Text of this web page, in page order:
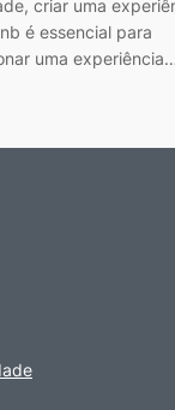
criar uma
é essencial para
uma